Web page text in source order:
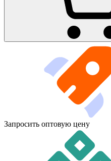
Запросить оптовую цену